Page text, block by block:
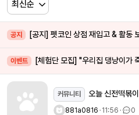
공지 [공지] 펫코인 상점 재입고 & 활동
이벤트 [체험단 모집] "우리집 댕냥이가
커뮤니티 오늘 신전떡볶
881a0816ㆍ11:56ㆍ 0